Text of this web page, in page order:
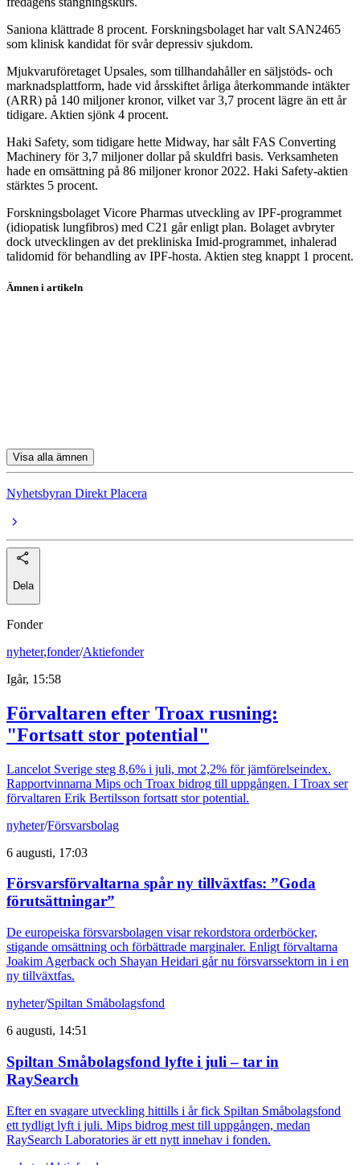
Saniona klättrade 8 procent. Forskningsbolaget har valt SAN2465
som klinisk kandidat för svår depressiv sjukdom.
Mjukvaruföretaget Upsales, som tillhandahåller en säljstöds- och
marknadsplattform, hade vid årsskiftet årliga återkommande intäkter
(ARR) på 140 miljoner kronor, vilket var 3,7 procent lägre än ett år
tidigare. Aktien sjönk 4 procent.
Haki Safety, som tidigare hette Midway, har sålt FAS Converting
Machinery för 3,7 miljoner dollar på skuldfri basis. Verksamheten
hade en omsättning på 86 miljoner kronor 2022. Haki Safety-aktien
stärktes 5 procent.
Forskningsbolaget Vicore Pharmas utveckling av IPF-programmet
(idiopatisk lungfibros) med C21 går enligt plan. Bolaget avbryter
dock utvecklingen av det prekliniska Imid-programmet, inhalerad
talidomid för behandling av IPF-hosta. Aktien steg knappt 1 procent.
Ämnen i artikeln
Visa alla ämnen
Nyhetsbyran Direkt Placera
Dela
Fonder
nyheter,fonder/Aktiefonder
Igår, 15:58
Förvaltaren efter Troax rusning:
"Fortsatt stor potential"
Lancelot Sverige steg 8,6% i juli, mot 2,2% för jämförelseindex.
Rapportvinnarna Mips och Troax bidrog till uppgången. I Troax ser
förvaltaren Erik Bertilsson fortsatt stor potential.
nyheter/Försvarsbolag
6 augusti, 17:03
Försvarsförvaltarna spår ny tillväxtfas: ”Goda
förutsättningar”
De europeiska försvarsbolagen visar rekordstora orderböcker,
stigande omsättning och förbättrade marginaler. Enligt förvaltarna
Joakim Agerback och Shayan Heidari går nu försvarssektorn in i en
ny tillväxtfas.
nyheter/Spiltan Småbolagsfond
6 augusti, 14:51
Spiltan Småbolagsfond lyfte i juli – tar in
RaySearch
Efter en svagare utveckling hittills i år fick Spiltan Småbolagsfond
ett tydligt lyft i juli. Mips bidrog mest till uppgången, medan
RaySearch Laboratories är ett nytt innehav i fonden.